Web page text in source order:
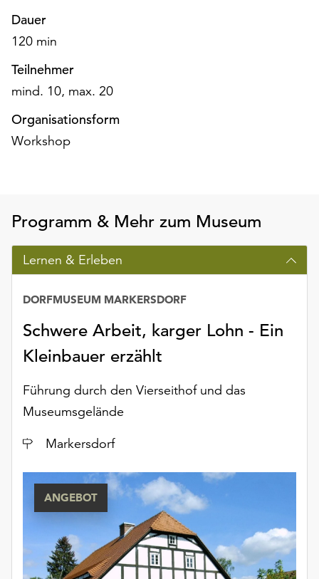
die
Schaltfläche
Einstellungen“
zur
Funktionale
Cookies
Einverständnis
weiterhin
ausgeführt.
Möchten
Sie
verwendeten
anpassen,
Sie
die
über
Schaltfläche
„Auswählen“.
Weitere
Informationen
finden
Dauer
120 min
Teilnehmer
mind. 10, max. 20
Organisationsform
Workshop
Programm & Mehr zum Museum
Lernen & Erleben
Schwere Arbeit, karger Lohn - Ein
Kleinbauer erzählt
DORFMUSEUM MARKERSDORF
Führung durch den Vierseithof und das
Museumsgelände
Ort
Markersdorf
ANGEBOT